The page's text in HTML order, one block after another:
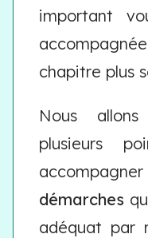
important
chapitre plus
Nous
plusieurs
accompagner
démarches
adéquat par